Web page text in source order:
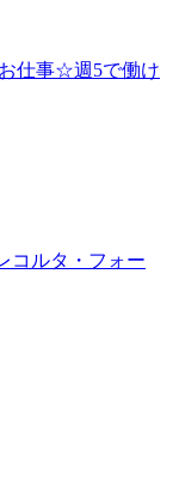
仕事☆週5で働け
コルタ・フォー